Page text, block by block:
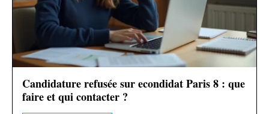
Candidature refusée sur econdidat Paris 8 : que
faire et qui contacter ?